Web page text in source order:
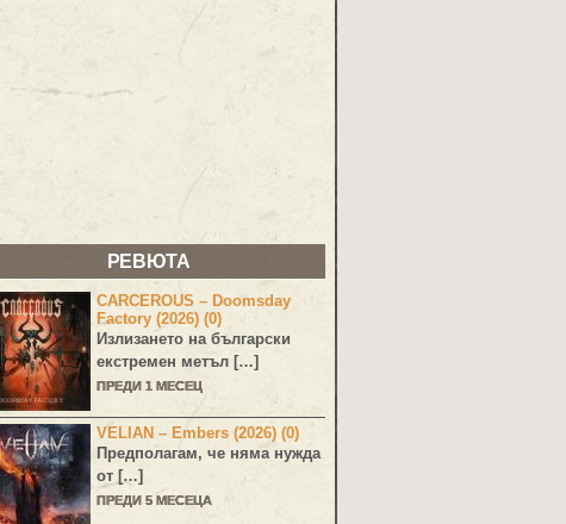
РЕВЮТА
CARCEROUS – Doomsday
Factory (2026) (0)
Излизането на български
екстремен метъл […]
ПРЕДИ 1 МЕСЕЦ
VELIAN – Embers (2026) (0)
Предполагам, че няма нужда
от […]
ПРЕДИ 5 МЕСЕЦА